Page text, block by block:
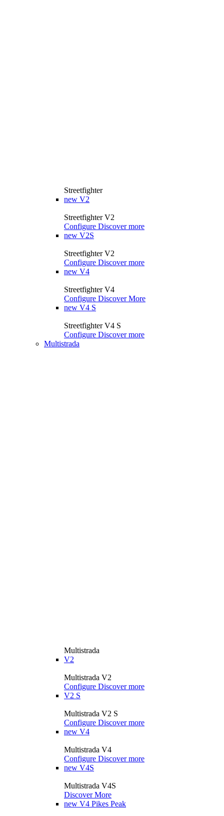
Streetfighter
new V2
Streetfighter V2
Configure Discover more
new V2S
Streetfighter V2
Configure Discover more
new V4
Streetfighter V4
Configure Discover More
new V4 S
Streetfighter V4 S
Configure Discover more
Multistrada
Multistrada
V2
Multistrada V2
Configure Discover more
V2 S
Multistrada V2 S
Configure Discover more
new V4
Multistrada V4
Configure Discover more
new V4S
Multistrada V4S
Discover More
new V4 Pikes Peak